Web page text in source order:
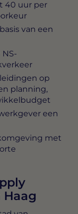
40 uur per
van een
op
planning,
een
met
Haag